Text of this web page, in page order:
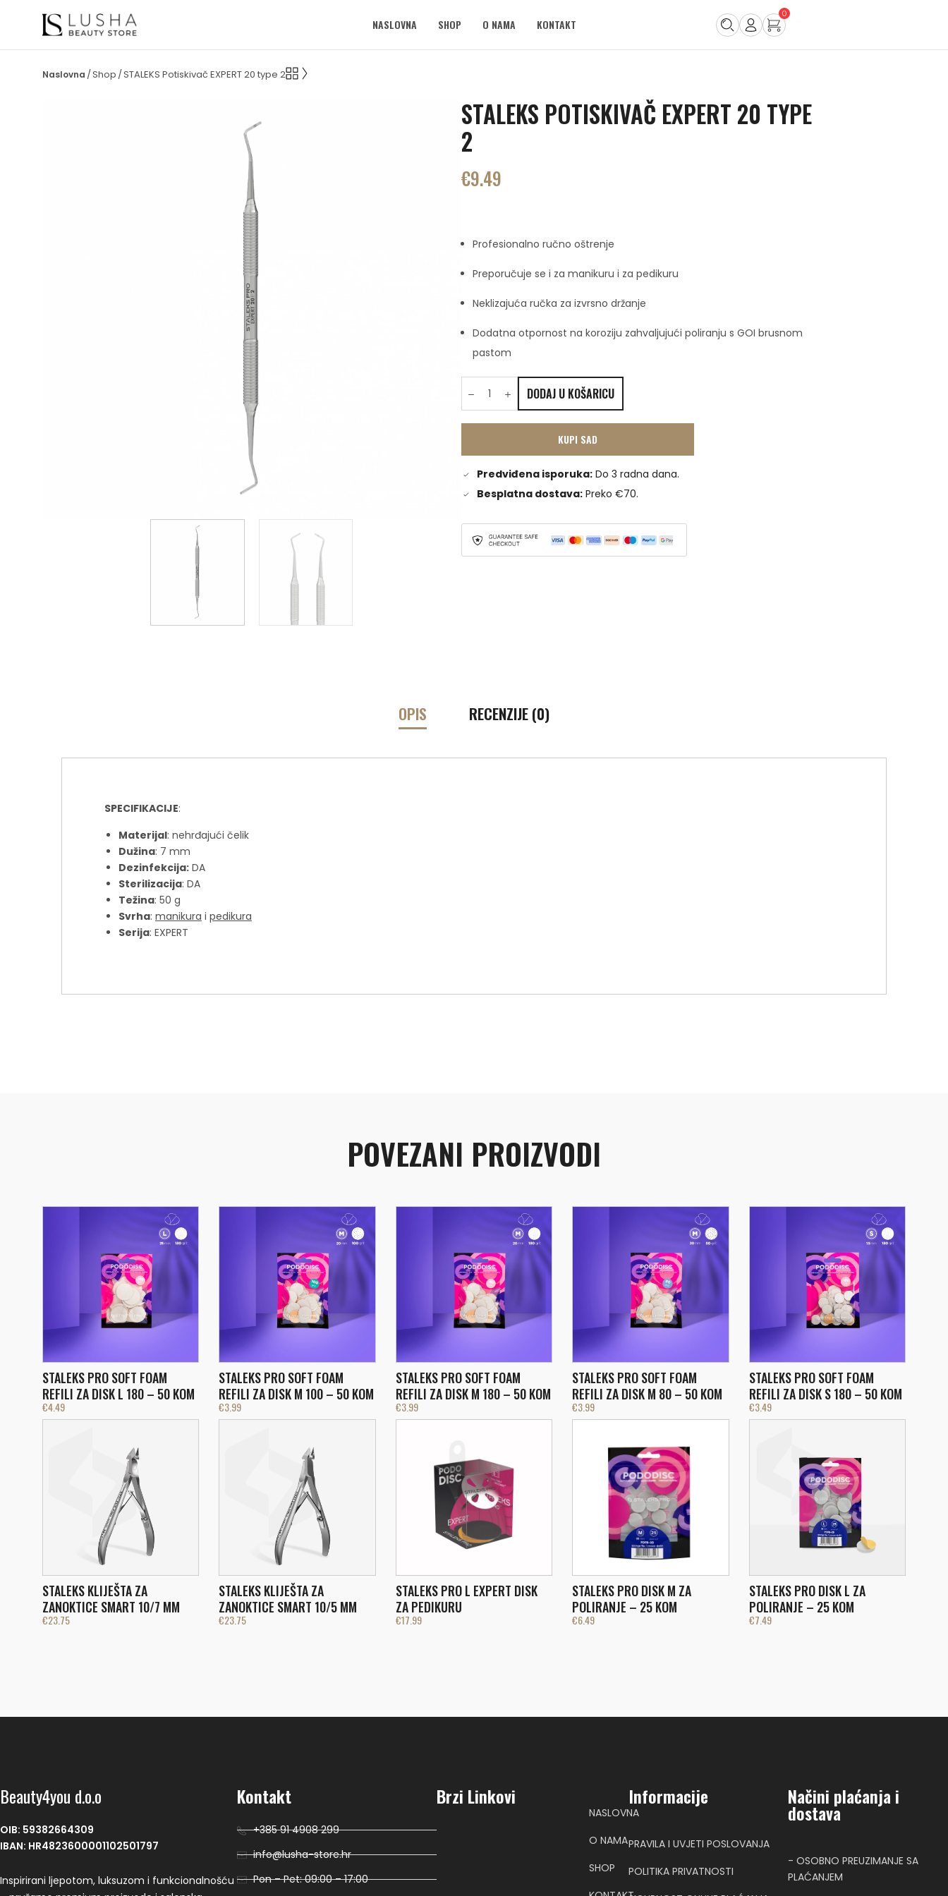
NASLOVNA SHOP O NAMA KONTAKT
0
/Shop /STALEKS Potiskivač EXPERT 20 type 2
STALEKS POTISKIVAČ EXPERT 20 TYPE
2
€9.49
Profesionalno ručno oštrenje
Preporučuje se i za manikuru i za pedikuru
Neklizajuća ručka za izvrsno držanje
Dodatna otpornost na koroziju zahvaljujući poliranju s GOI brusnom
pastom
DODAJ U KOŠARICU
KUPI SAD
Predviđena isporuka: Do 3 radna dana.
Besplatna dostava: Preko €70.
OPIS RECENZIJE (0)
SPECIFIKACIJE:
Materijal: nehrđajući čelik
Dužina: 7 mm
Dezinfekcija: DA
Sterilizacija: DA
Težina: 50 g
Svrha: manikura i pedikura
Serija: EXPERT
POVEZANI PROIZVODI
STALEKS PRO SOFT FOAM
REFILI ZA DISK L 180 – 50 KOM
€4.49
STALEKS PRO SOFT FOAM
REFILI ZA DISK M 100 – 50 KOM
€3.99
STALEKS PRO SOFT FOAM
REFILI ZA DISK M 180 – 50 KOM
€3.99
STALEKS PRO SOFT FOAM
REFILI ZA DISK M 80 – 50 KOM
€3.99
STALEKS PRO SOFT FOAM
REFILI ZA DISK S 180 – 50 KOM
€3.49
STALEKS KLIJEŠTA ZA
ZANOKTICE SMART 10/7 MM
€23.75
STALEKS KLIJEŠTA ZA
ZANOKTICE SMART 10/5 MM
€23.75
STALEKS PRO L EXPERT DISK
ZA PEDIKURU
€17.99
STALEKS PRO DISK M ZA
POLIRANJE – 25 KOM
€6.49
STALEKS PRO DISK L ZA
POLIRANJE – 25 KOM
€7.49
Beauty4you d.o.o
OIB: 59382664309
IBAN: HR4823600001102501797
Inspirirani ljepotom, luksuzom i funkcionalnošću
Kontakt
+385 91 4908 299
info@lusha-store.hr
Pon – Pet: 09:00 – 17:00
Brzi Linkovi
NASLOVNA
O NAMA
SHOP
Informacije
PRAVILA I UVJETI POSLOVANJA
POLITIKA PRIVATNOSTI
Načini plaćanja i
dostava
- OSOBNO PREUZIMANJE SA
PLAĆANJEM